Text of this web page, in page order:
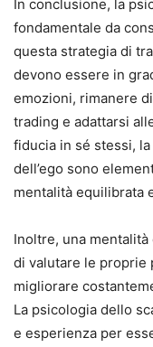
In conclusione, la
fondamentale da
questa strategia di
devono essere in
emozioni, rimanere
trading e adattarsi
fiducia in sé stessi,
dell’ego sono
mentalità equilibrata
Inoltre, una
di valutare le proprie
migliorare
La psicologia dello
e esperienza per